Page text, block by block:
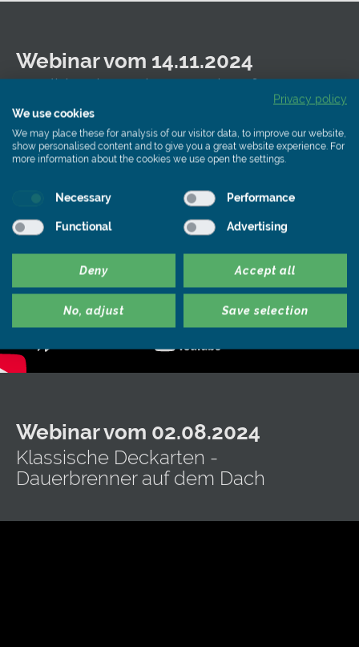
Webinar vom 14.11.2024
Tradition bewahren, Zukunft
gestalten - Photovoltaik als Chance
für den Denkmalschutz
Webinar vom 02.08.2024
Klassische Deckarten -
Dauerbrenner auf dem Dach
Privacy policy
We use cookies
We may place these for analysis of our visitor data, to improve our website,
show personalised content and to give you a great website experience. For
more information about the cookies we use open the settings.
Necessary Performance
Functional Advertising
Deny Accept all
No, adjust Save selection